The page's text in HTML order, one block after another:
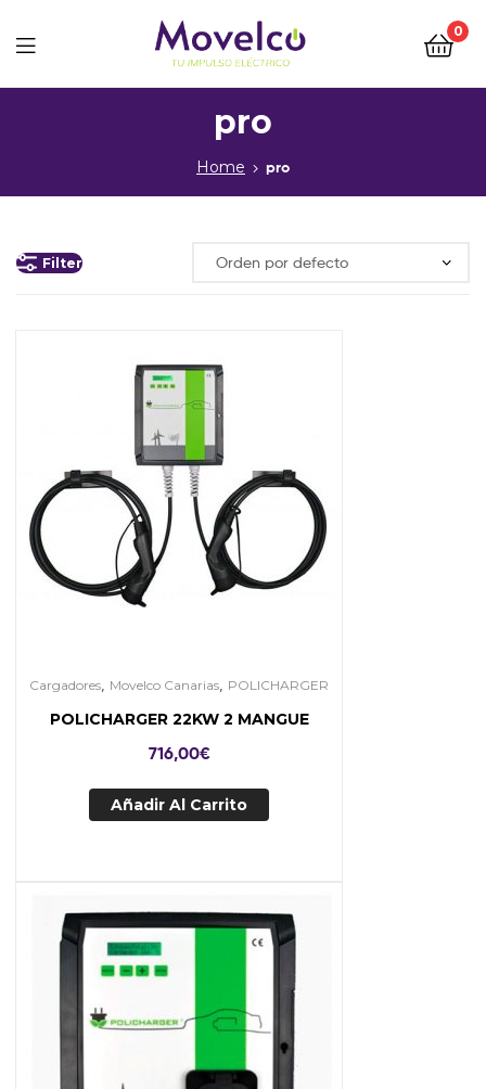
Movelco
0
pro
Home pro
Filter
Cargadores Movelco Canarias POLICHARGER
POLICHARGER 22KW 2 MANGUE
716,00€
Añadir Al Carrito